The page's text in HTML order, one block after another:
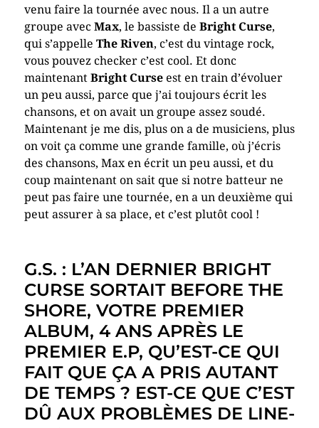
venu faire la tournée avec nous. Il a un autre
groupe avec Max, le bassiste de Bright Curse,
qui s’appelle The Riven, c’est du vintage rock,
vous pouvez checker c’est cool. Et donc
maintenant Bright Curseest en train d’évoluer
un peu aussi, parce que j’ai toujours écrit les
chansons, et on avait un groupe assez soudé.
Maintenant je me dis, plus on a de musiciens, plus
on voit ça comme une grande famille, où j’écris
des chansons, Max en écrit un peu aussi, et du
coup maintenant on sait que si notre batteur ne
peut pas faire une tournée, en a un deuxième qui
peut assurer à sa place, et c’est plutôt cool !
G.S. : L’AN DERNIER BRIGHT
CURSE SORTAIT BEFORE THE
SHORE, VOTRE PREMIER
ALBUM, 4 ANS APRÈS LE
PREMIER E.P, QU’EST-CE QUI
FAIT QUE ÇA A PRIS AUTANT
DE TEMPS ? EST-CE QUE C’EST
DÛ AUX PROBLÈMES DE LINE-